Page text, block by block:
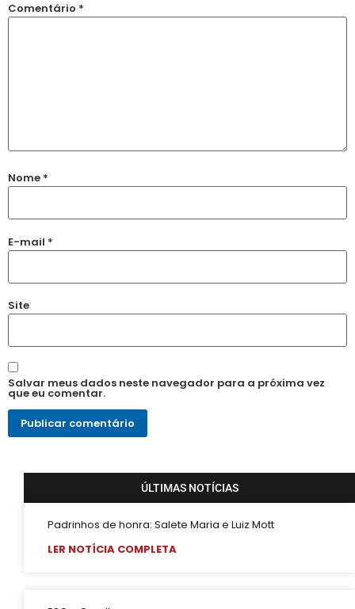
Comentário *
Nome *
E-mail *
Site
Salvar meus dados neste navegador para a próxima vez
que eu comentar.
ÚLTIMAS NOTÍCIAS
Padrinhos de honra: Salete Maria e Luiz Mott
LER NOTÍCIA COMPLETA